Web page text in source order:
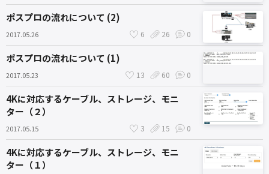
ポスプロの流れについて (2)
2017.05.26 6 26 0
ポスプロの流れについて (1)
2017.05.23 13 60 0
4Kに対応するケーブル、ストレージ、モニ
ター（２）
2017.05.15 3 15 0
4Kに対応するケーブル、ストレージ、モニ
ター（１）